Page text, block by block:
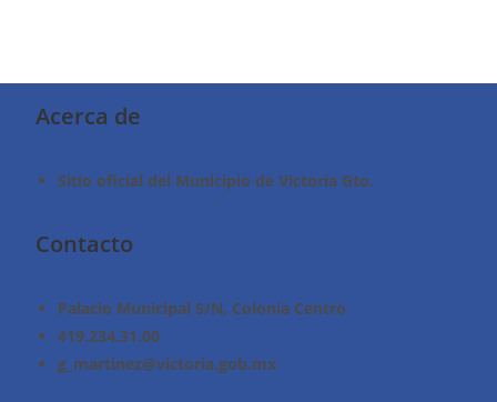
Acerca de
Sitio oficial del Municipio de Victoria Gto.
Contacto
Palacio Municipal S/N, Colonia Centro
419.234.31.00
g_martinez@victoria.gob.mx